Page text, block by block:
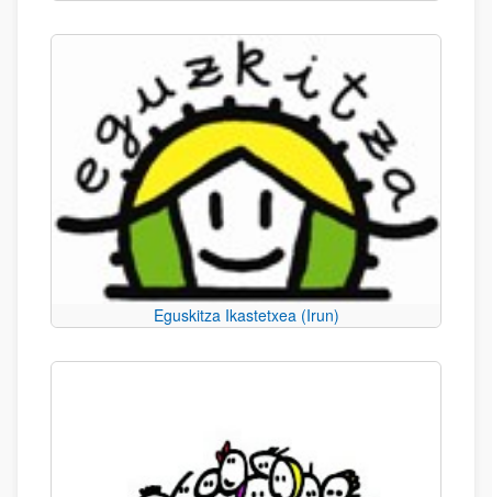
Eguskitza Ikastetxea (Irun)